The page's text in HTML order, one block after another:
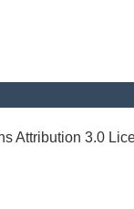
Attribution 3.0